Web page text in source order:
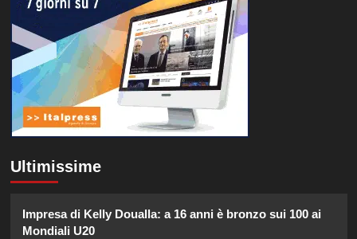
Ultimissime
Impresa di Kelly Doualla: a 16 anni è bronzo sui 100 ai
Mondiali U20